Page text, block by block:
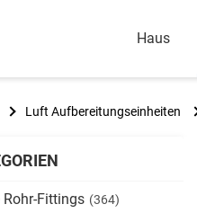
Haus
Luft Aufbereitungseinheiten
Fittings (364)